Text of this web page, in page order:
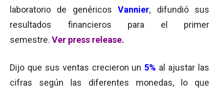
laboratorio de genéricosVannier, difundió sus
resultados financieros para el primer
semestre. Ver press release.
Dijo que sus ventas crecieron un 5% al ajustar las
cifras según las diferentes monedas, lo que